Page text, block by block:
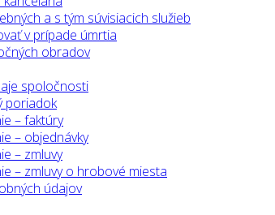
a s tým súvisiacich služieb
v prípade úmrtia
obradov
spoločnosti
poriadok
– faktúry
– objednávky
– zmluvy
– zmluvy o hrobové miesta
údajov